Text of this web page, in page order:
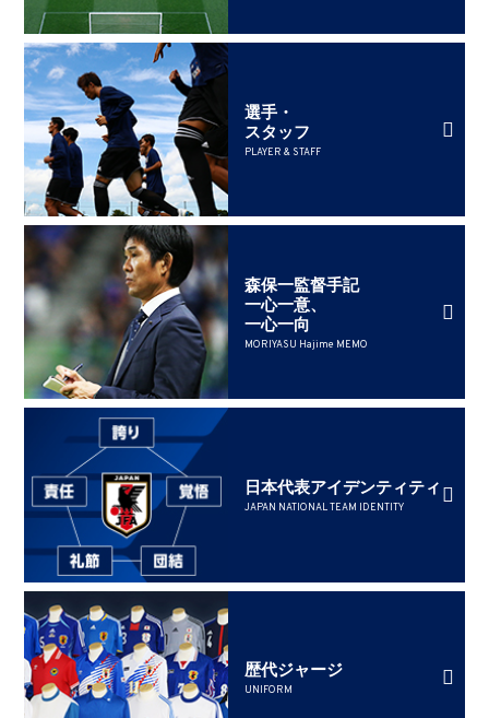
選手・
スタッフ
PLAYER & STAFF
森保一監督手記
一心一意、
一心一向
MORIYASU Hajime MEMO
日本代表アイデンティティ
JAPAN NATIONAL TEAM IDENTITY
歴代ジャージ
UNIFORM